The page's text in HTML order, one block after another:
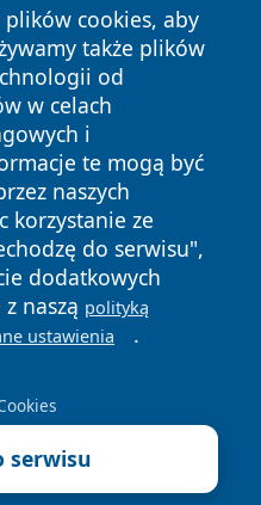
plików cookies, aby
także plików
od
w celach
i
te mogą być
naszych
korzystanie ze
do serwisu",
dodatkowych
naszą polityką
ustawienia .
serwisu
prawa
Polityka
Cookies